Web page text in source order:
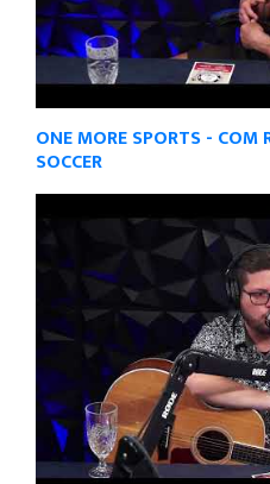
ONE MORE SPORTS - COM
SOCCER